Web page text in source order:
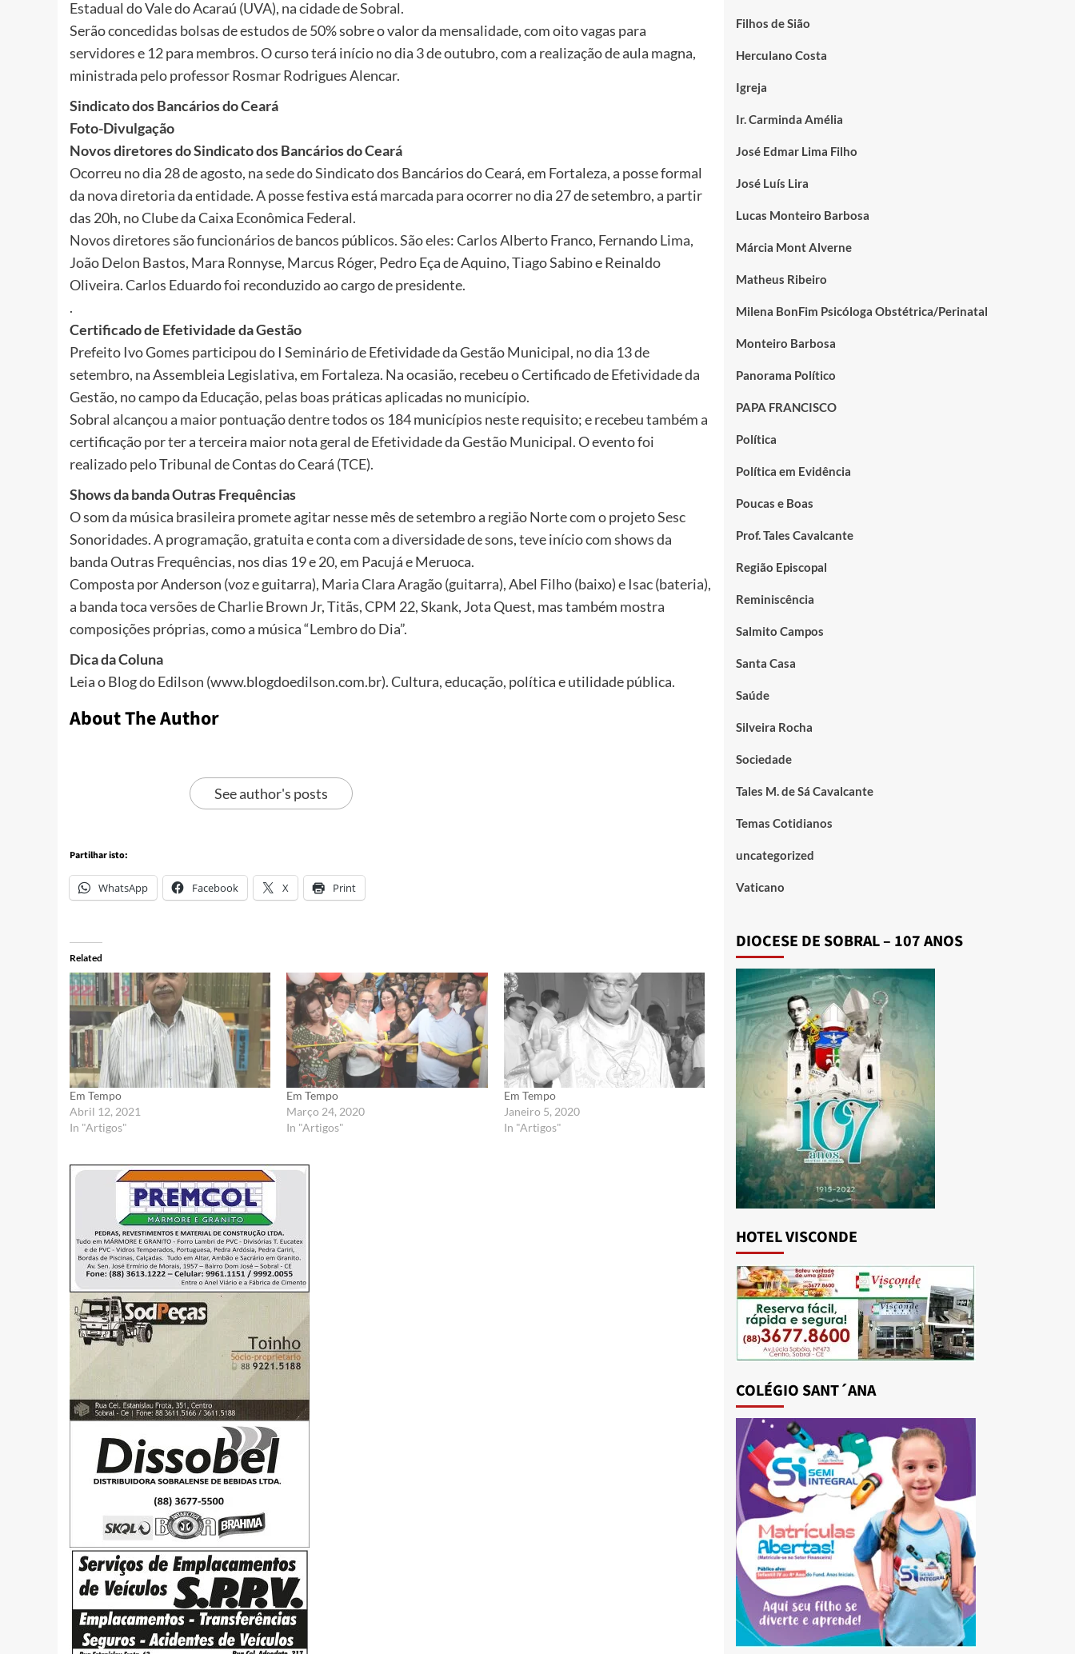
Estadual do Vale do Acaraú (UVA), na cidade de Sobral.
Serão concedidas bolsas de estudos de 50% sobre o valor da mensalidade, com oito vagas para
servidores e 12 para membros. O curso terá início no dia 3 de outubro, com a realização de aula magna,
ministrada pelo professor Rosmar Rodrigues Alencar.
Sindicato dos Bancários do Ceará
Foto-Divulgação
Novos diretores do Sindicato dos Bancários do Ceará
Ocorreu no dia 28 de agosto, na sede do Sindicato dos Bancários do Ceará, em Fortaleza, a posse formal
da nova diretoria da entidade. A posse festiva está marcada para ocorrer no dia 27 de setembro, a partir
das 20h, no Clube da Caixa Econômica Federal.
Novos diretores são funcionários de bancos públicos. São eles: Carlos Alberto Franco, Fernando Lima,
João Delon Bastos, Mara Ronnyse, Marcus Róger, Pedro Eça de Aquino, Tiago Sabino e Reinaldo
Oliveira. Carlos Eduardo foi reconduzido ao cargo de presidente.
.
Certificado de Efetividade da Gestão
Prefeito Ivo Gomes participou do I Seminário de Efetividade da Gestão Municipal, no dia 13 de
setembro, na Assembleia Legislativa, em Fortaleza. Na ocasião, recebeu o Certificado de Efetividade da
Gestão, no campo da Educação, pelas boas práticas aplicadas no município.
Sobral alcançou a maior pontuação dentre todos os 184 municípios neste requisito; e recebeu também a
certificação por ter a terceira maior nota geral de Efetividade da Gestão Municipal. O evento foi
realizado pelo Tribunal de Contas do Ceará (TCE).
Shows da banda Outras Frequências
O som da música brasileira promete agitar nesse mês de setembro a região Norte com o projeto Sesc
Sonoridades. A programação, gratuita e conta com a diversidade de sons, teve início com shows da
banda Outras Frequências, nos dias 19 e 20, em Pacujá e Meruoca.
Composta por Anderson (voz e guitarra), Maria Clara Aragão (guitarra), Abel Filho (baixo) e Isac (bateria),
a banda toca versões de Charlie Brown Jr, Titãs, CPM 22, Skank, Jota Quest, mas também mostra
composições próprias, como a música “Lembro do Dia”.
Dica da Coluna
Leia o Blog do Edilson (www.blogdoedilson.com.br). Cultura, educação, política e utilidade pública.
About The Author
See author's posts
Partilhar isto:
WhatsApp Facebook X Print
Related
Em Tempo
Abril 12, 2021
In "Artigos"
Em Tempo
Março 24, 2020
In "Artigos"
Em Tempo
Janeiro 5, 2020
In "Artigos"
Filhos de Sião
Herculano Costa
Igreja
Ir. Carminda Amélia
José Edmar Lima Filho
José Luís Lira
Lucas Monteiro Barbosa
Márcia Mont Alverne
Matheus Ribeiro
Milena BonFim Psicóloga Obstétrica/Perinatal
Monteiro Barbosa
Panorama Político
PAPA FRANCISCO
Política
Política em Evidência
Poucas e Boas
Prof. Tales Cavalcante
Região Episcopal
Reminiscência
Salmito Campos
Santa Casa
Saúde
Silveira Rocha
Sociedade
Tales M. de Sá Cavalcante
Temas Cotidianos
uncategorized
Vaticano
DIOCESE DE SOBRAL – 107 ANOS
HOTEL VISCONDE
COLÉGIO SANT´ANA